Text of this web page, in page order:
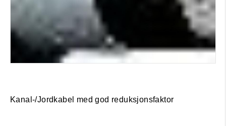
Kanal-/Jordkabel med god reduksjonsfaktor